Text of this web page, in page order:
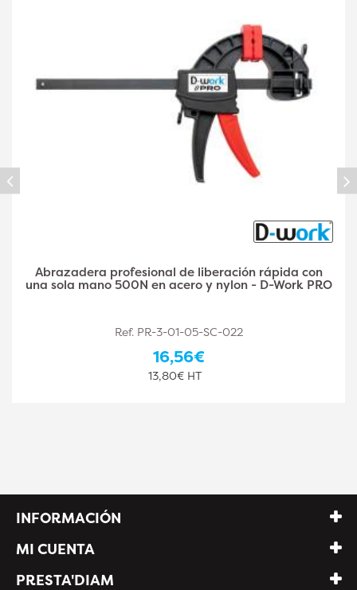
con
PRO
Presse Rapide 60mm/150mm – 0,385
Pratique pour Serrage Efficace -
Ref. RIB-PRPR150/60
INFORMACIÓN
MI CUENTA
PRESTA'DIAM